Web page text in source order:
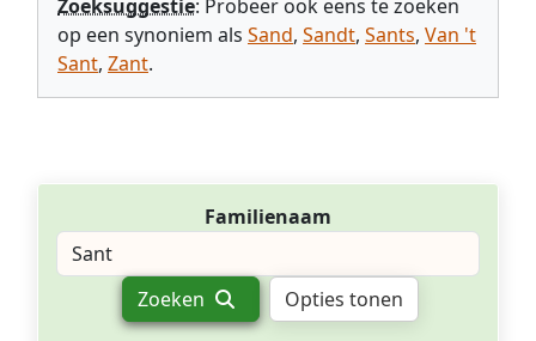
Zoeksuggestie: Probeer ook eens te zoeken
op een synoniem als Sand, Sandt, Sants, Van 't
Sant, Zant.
Familienaam
Zoeken Opties tonen